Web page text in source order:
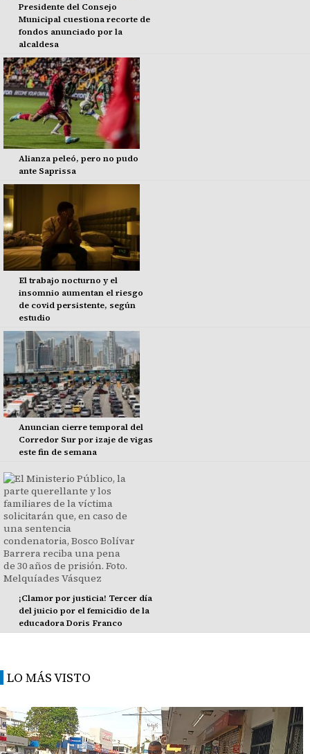
Presidente del Consejo
Municipal cuestiona recorte de
fondos anunciado por la
alcaldesa
Alianza peleó, pero no pudo
ante Saprissa
El trabajo nocturno y el
insomnio aumentan el riesgo
de covid persistente, según
estudio
Anuncian cierre temporal del
Corredor Sur por izaje de vigas
este fin de semana
¡Clamor por justicia! Tercer día
del juicio por el femicidio de la
educadora Doris Franco
LO MÁS VISTO